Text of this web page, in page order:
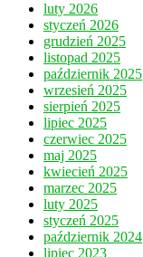
luty 2026
styczeń 2026
grudzień 2025
listopad 2025
październik 2025
wrzesień 2025
sierpień 2025
lipiec 2025
czerwiec 2025
maj 2025
kwiecień 2025
marzec 2025
luty 2025
styczeń 2025
październik 2024
lipiec 2023